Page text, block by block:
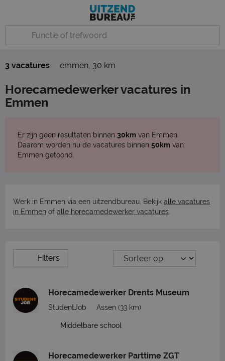
3 vacatures emmen, 30 km
Horecamedewerker vacatures in
Emmen
Er zijn geen resultaten binnen 30km van Emmen.
Daarom worden nu de vacatures binnen 50km van
Emmen getoond.
Werk in Emmen via een uitzendbureau. Bekijk alle vacatures
in Emmen of alle horecamedewerker vacatures
Filters
Horecamedewerker Drents Museum
StudentJob Assen (33 km)
Middelbare school
Horecamedewerker Parttime ZGT